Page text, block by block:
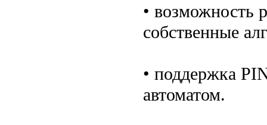
• возможность
собственные
• поддержка
автоматом.